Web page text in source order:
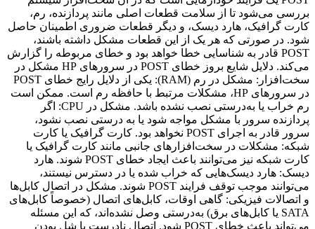
بررسی می‌شود تا از سلامت قطعات اصلی مانند پردازنده، رم،
کارت گرافیک، هارد دیسک، و دیگر قطعات ضروری اطمینان حاصل
شود. در صورتی که هر یک از این قطعات مشکل داشته باشند،
POST قادر به شناسایی خطا خواهد بود و خطای مربوطه را گزارش
می‌کند. دلایل شایع بروز خطای POST در سرورهای HP مشکل در
سخت‌افزار: مشکل در رم (RAM): یکی از دلایل رایج خطای POST
در سرورهای HP، مشکلات مرتبط با حافظه رم است. ممکن است
رم خراب یا به‌درستی نصب نشده باشد. مشکل در CPU: اگر
پردازنده سرور با مشکل مواجه شود یا به درستی نصب نشود،
سرور قادر به اجرای POST نخواهد بود. کارت گرافیک یا کارت
شبکه: مشکلات در سخت‌افزارهای جانبی مانند کارت گرافیک یا
کارت شبکه نیز می‌توانند باعث ایجاد خطای POST شوند. هارد
دیسک: هارد دیسک‌هایی که خراب شده یا در دسترس نیستند،
می‌توانند موجب توقف فرایند POST شوند. مشکل در اتصال کابل‌ها
و اتصالات فیزیکی: گاهی اوقات، کابل‌های اتصال (خصوصاً کابل‌های
SATA یا کابل‌های برق) به‌درستی وصل نشده‌اند، که این مسئله
می‌تواند باعث خطای POST شود. اتصال نادرست یا شل بودن